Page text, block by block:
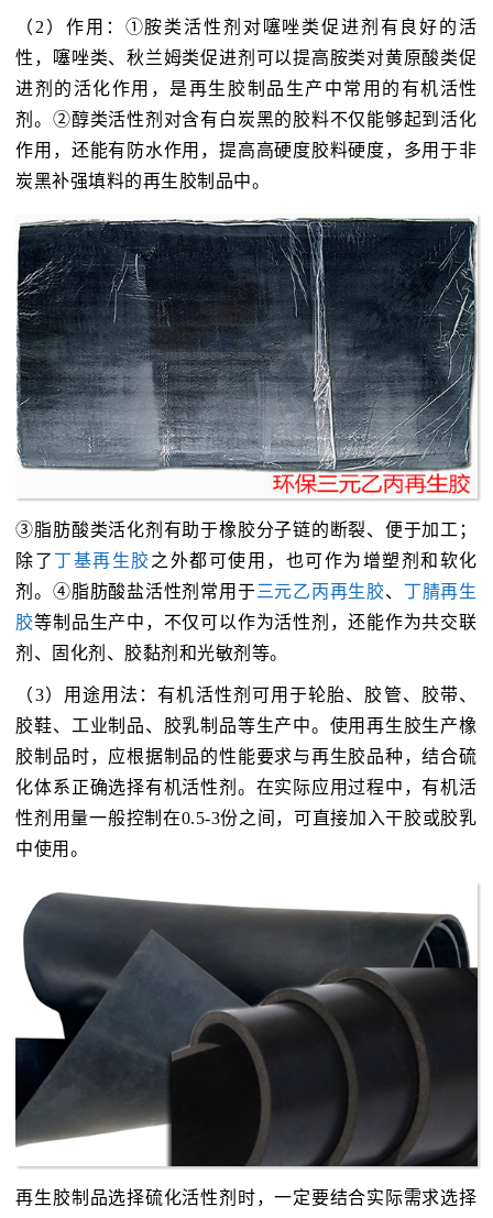
（2）作用：①胺类活性剂对噻唑类促进剂有良好的活
性，噻唑类、秋兰姆类促进剂可以提高胺类对黄原酸类促
进剂的活化作用，是再生胶制品生产中常用的有机活性
剂。②醇类活性剂对含有白炭黑的胶料不仅能够起到活化
作用，还能有防水作用，提高高硬度胶料硬度，多用于非
炭黑补强填料的再生胶制品中。
③脂肪酸类活化剂有助于橡胶分子链的断裂、便于加工；
除了 丁基再生胶之外都可使用，也可作为增塑剂和软化
剂。④脂肪酸盐活性剂常用于三元乙丙再生胶、 丁腈再生
胶等制品生产中，不仅可以作为活性剂，还能作为共交联
剂、固化剂、胶黏剂和光敏剂等。
（3）用途用法：有机活性剂可用于轮胎、胶管、胶带、
胶鞋、工业制品、胶乳制品等生产中。使用再生胶生产橡
胶制品时，应根据制品的性能要求与再生胶品种，结合硫
化体系正确选择有机活性剂。在实际应用过程中，有机活
性剂用量一般控制在0.5-3份之间，可直接加入干胶或胶乳
中使用。
再生胶制品选择硫化活性剂时，一定要结合实际需求选择